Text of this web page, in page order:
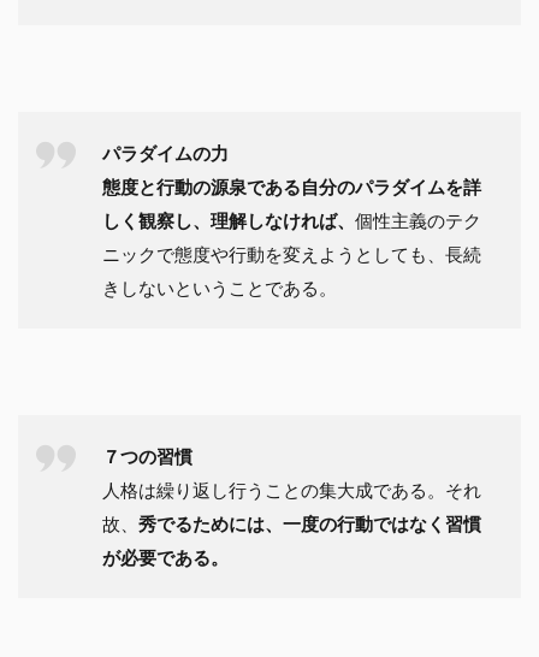
パラダイムの力
態度と行動の源泉である自分のパラダイムを詳
しく観察し、理解しなければ、 個性主義のテク
ニックで態度や行動を変えようとしても、長続
きしないということである。
７つの習慣
人格は繰り返し行うことの集大成である。それ
故、 秀でるためには、一度の行動ではなく習慣
が必要である。